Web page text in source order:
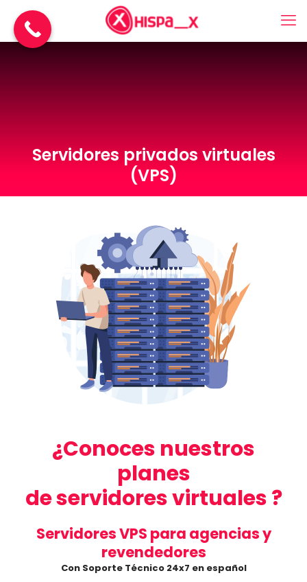
Servidores privados virtuales
(VPS)
¿Conoces nuestros
planes
de servidores virtuales ?
Servidores VPS para agencias y
revendedores
Con Soporte Técnico 24x7 en español